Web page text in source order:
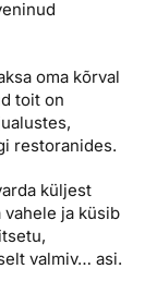
oma kõrval
toit on
restoranides.
küljest
vahele ja küsib
valmiv… asi.